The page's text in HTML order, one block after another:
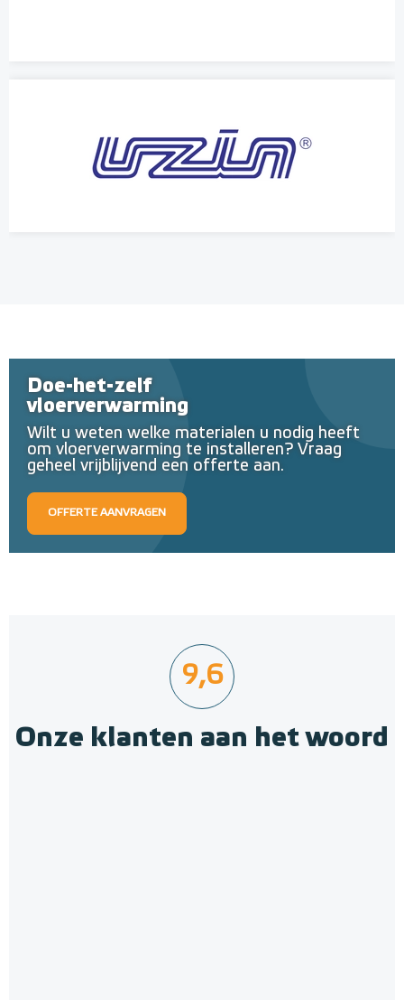
Doe-het-zelf
vloerverwarming
Wilt u weten welke materialen u nodig heeft
om vloerverwarming te installeren? Vraag
geheel vrijblijvend een offerte aan.
OFFERTE AANVRAGEN
9,6
Onze klanten aan het woord